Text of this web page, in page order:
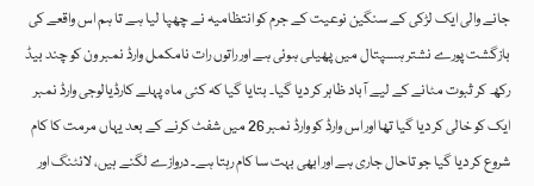
جانے والی ایک لڑکی کے سنگین نوعیت کے جرم کو انتظامیہ نے چھپا لیا ہے تا ہم اس واقعے کی
بازگشت پورے نشتر ہسپتال میں پھیلی ہوئی ہے اور راتوں رات نامکمل وارڈ نمبر ون کو چند بیڈ
رکھ کر ثبوت مٹانے کے لیے آباد ظاہر کر دیا گیا۔ بتایا گیا کہ کئی ماہ پہلے کارڈیالوجی وارڈ نمبر
ایک کو خالی کر دیا گیا تھا اور اس وارڈ کو وارڈ نمبر 26 میں شفٹ کرنے کے بعد یہاں مرمت کا کام
شروع کر دیا گیا جو تاحال جاری ہے اور ابھی بہت سا کام رہتا ہے۔ دروازے لگنے ہیں، لائٹنگ اور